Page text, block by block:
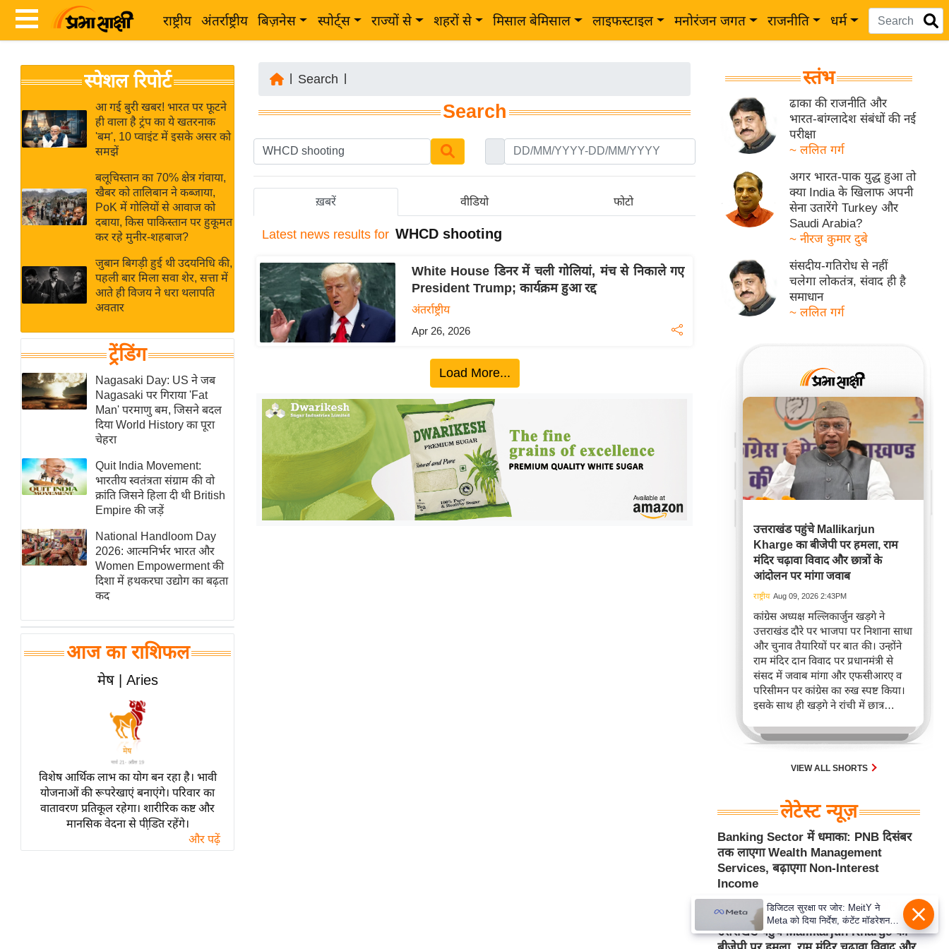
राष्ट्रीय अंतर्राष्ट्रीय बिज़नेस स्पोर्ट्स राज्यों से शहरों से मिसाल बेमिसाल लाइफस्टाइल मनोरंजन जगत राजनीति धर्म
News
Hindi
Live
News in
Hindi
News
Hindi
Videos
ख
ब
र
अंतर्राष्ट्रीय
बिज़नेस
विशेषज्ञ
राय
खेल
क्रिकेट
IPL
2026
मिसाल बेमिसाल
शख्सियत
यंग इंडिया
साहित्य जगत
ऑटो वर्ल्ड
न्यूज ब्रीफ
मनोरंजन जगत
बॉलीवुड
हॉलीवुड
Breaking
लाइफस्टाइल
ब्यूटी/फैशन
घरेलू नुस्खे
पर्यटन स्थल
स्पेशल रिपोर्ट
आ गई बुरी खबर! भारत पर फूटने
ही वाला है ट्रंप का ये खतरनाक
'बम', 10 प्वाइंट में इसके असर को
समझें
बलूचिस्तान का 70% क्षेत्र गंवाया,
खैबर को तालिबान ने कब्जाया,
PoK में गोलियों से आवाज को
दबाया, किस पाकिस्तान पर हुकूमत
कर रहे मुनीर-शहबाज?
जुबान बिगड़ी हुई थी उदयनिधि की,
पहली बार मिला सवा शेर, सत्ता में
आते ही विजय ने धरा थलापति
अवतार
ट्रेंडिंग
Nagasaki Day: US ने जब
Nagasaki पर गिराया 'Fat
Man' परमाणु बम, जिसने बदल
दिया World History का पूरा
चेहरा
Quit India Movement:
भारतीय स्वतंत्रता संग्राम की वो
क्रांति जिसने हिला दी थी British
Empire की जड़ें
National Handloom Day
2026: आत्मनिर्भर भारत और
Women Empowerment की
दिशा में हथकरघा उद्योग का बढ़ता
कद
आज का राशिफल
मेष | Aries
विशेष आर्थिक लाभ का योग बन रहा है। भावी
योजनाओं की रूपरेखाएं बनाएंगे। परिवार का
वातावरण प्रतिकूल रहेगा। शारीरिक कष्ट और
मानसिक वेदना से पीडि़त रहेंगे।
और पढ़ें
Search
Search
ख़बरें वीडियो फोटो
Latest news results for WHCD shooting
White House डिनर में चली गोलियां, मंच से निकाले गए
President Trump; कार्यक्रम हुआ रद्द
अंतर्राष्ट्रीय
Apr 26, 2026
Load More...
स्तंभ
ढाका की राजनीति और
भारत-बांग्लादेश संबंधों की नई
परीक्षा
~ ललित गर्ग
अगर भारत-पाक युद्ध हुआ तो
क्या India के खिलाफ अपनी
सेना उतारेंगे Turkey और
Saudi Arabia?
~ नीरज कुमार दुबे
संसदीय-गतिरोध से नहीं
चलेगा लोकतंत्र, संवाद ही है
समाधान
~ ललित गर्ग
उत्तराखंड पहुंचे Mallikarjun
Kharge का बीजेपी पर हमला, राम
मंदिर चढ़ावा विवाद और छात्रों के
आंदोलन पर मांगा जवाब
राष्ट्रीय Aug 09, 2026 2:43PM
कांग्रेस अध्यक्ष मल्लिकार्जुन खड़गे ने
उत्तराखंड दौरे पर भाजपा पर निशाना साधा
और चुनाव तैयारियों पर बात की। उन्होंने
राम मंदिर दान विवाद पर प्रधानमंत्री से
संसद में जवाब मांगा और एफसीआरए व
परिसीमन पर कांग्रेस का रुख स्पष्ट किया।
इसके साथ ही खड़गे ने रांची में छात्र
की सराहना की।
VIEW ALL SHORTS
लेटेस्ट न्यूज़
Banking Sector में धमाका: PNB दिसंबर
तक लाएगा Wealth Management
Services, बढ़ाएगा Non-Interest
Income
Aug 09, 2026 2:43PM उद्योग जगत
उत्तराखंड पहुंचे Mallikarjun Kharge का
डिजिटल सुरक्षा पर जोर: MeitY ने
Meta को दिया निर्देश, कंटेंट मॉडरेशन
मजबूत करे